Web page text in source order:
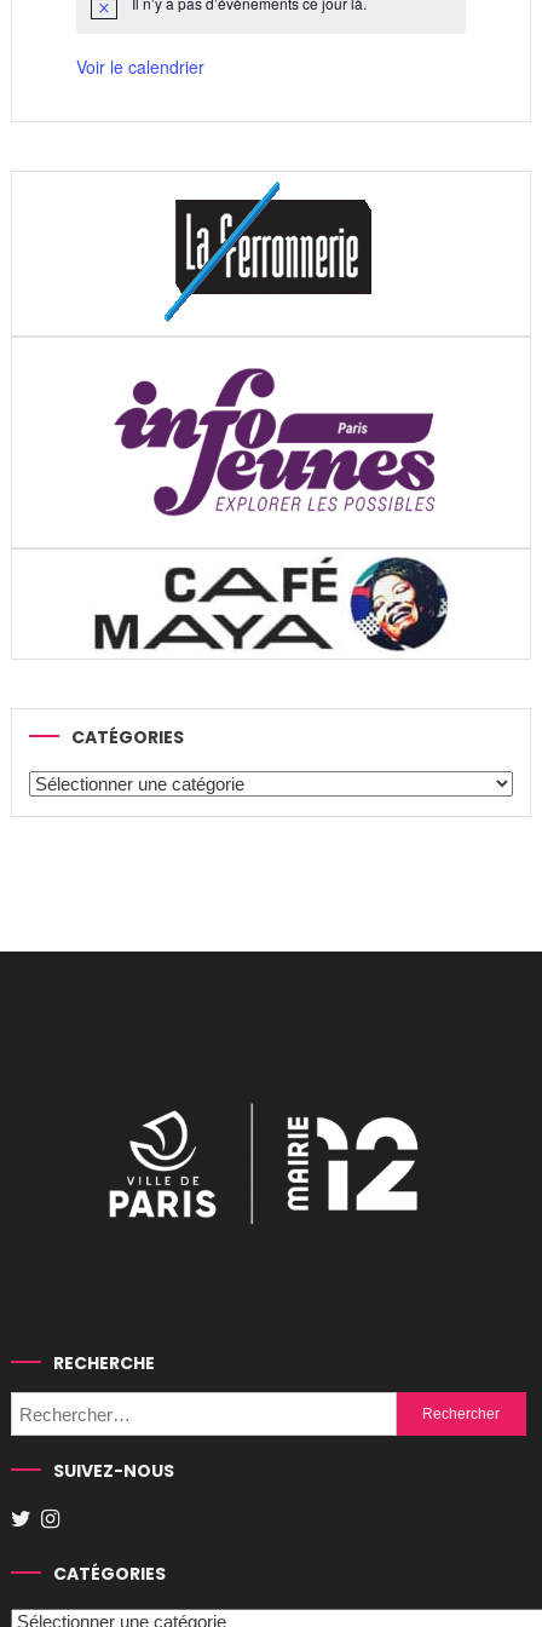
Notice
Voir le calendrier
CATÉGORIES
Catégories
RECHERCHE
Rechercher :
SUIVEZ-NOUS
CATÉGORIES
Catégories